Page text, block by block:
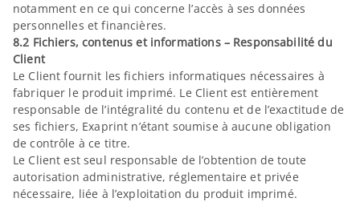
notamment en ce qui concerne l’accès à ses données
personnelles et financières.
8.2 Fichiers, contenus et informations – Responsabilité du
Client
Le Client fournit les fichiers informatiques nécessaires à
fabriquer le produit imprimé. Le Client est entièrement
responsable de l’intégralité du contenu et de l’exactitude de
ses fichiers, Exaprint n’étant soumise à aucune obligation
de contrôle à ce titre.
Le Client est seul responsable de l’obtention de toute
autorisation administrative, réglementaire et privée
nécessaire, liée à l’exploitation du produit imprimé.